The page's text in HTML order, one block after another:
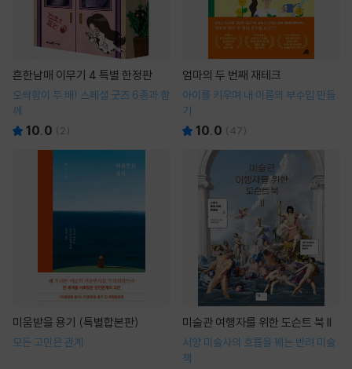
흔한남매 이무기 4 특별 한정판
오싹함이 두 배! 스페셜 굿즈 6종과 함
께
10.0 ( 2)
엄마의 두 번째 재테크
아이를 키우며 내 이름의 부수입 만들
기
10.0 (47)
미움받을 용기 (특별합본판)
모든 고민은 관계
미술관 여행자를 위한 도슨트 북 II
서양 미술사의 흐름을 꿰는 반려 미술
책